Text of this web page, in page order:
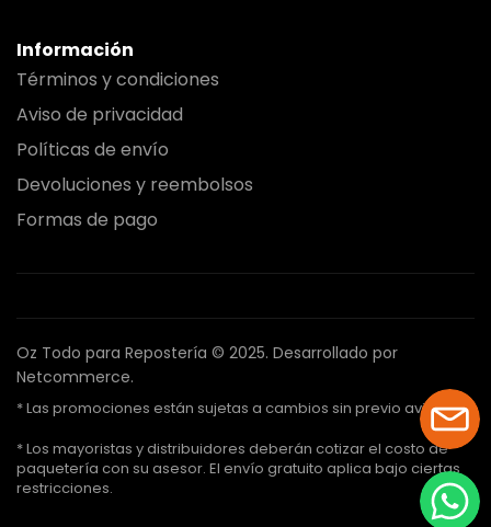
Información
Términos y condiciones
Aviso de privacidad
Políticas de envío
Devoluciones y reembolsos
Formas de pago
Oz Todo para Repostería © 2025. Desarrollado por
Netcommerce.
* Las promociones están sujetas a cambios sin previo aviso.
* Los mayoristas y distribuidores deberán cotizar el costo de
paquetería con su asesor. El envío gratuito aplica bajo ciertas
restricciones.